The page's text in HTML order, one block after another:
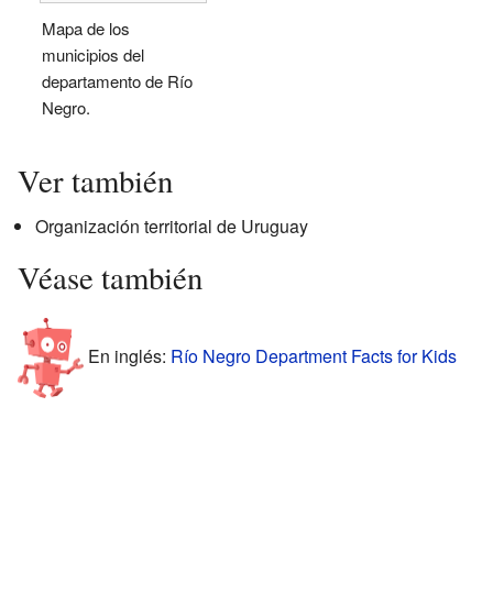
Mapa de los
municipios del
departamento de Río
Negro.
Ver también
Organización territorial de Uruguay
Véase también
En inglés: Río Negro Department Facts for Kids